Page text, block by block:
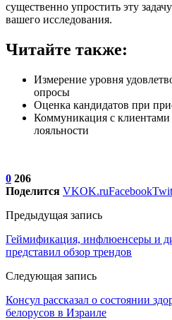
существенно упростить эту
вашего исследования.
Читайте также:
Измерение уровня
опросы
Оценка кандидатов при
Коммуникация с
лояльности
0 206
Поделится VKOK.ruFacebook
Предыдущая запись
Геймификация, инфлюенсеры и
представил обзор трендов
Следующая запись
Консул рассказал о состоянии
белорусов в Израиле